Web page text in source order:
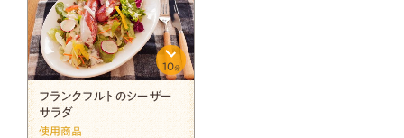
フランクフルトのシーザー
サラダ
10分
使用商品